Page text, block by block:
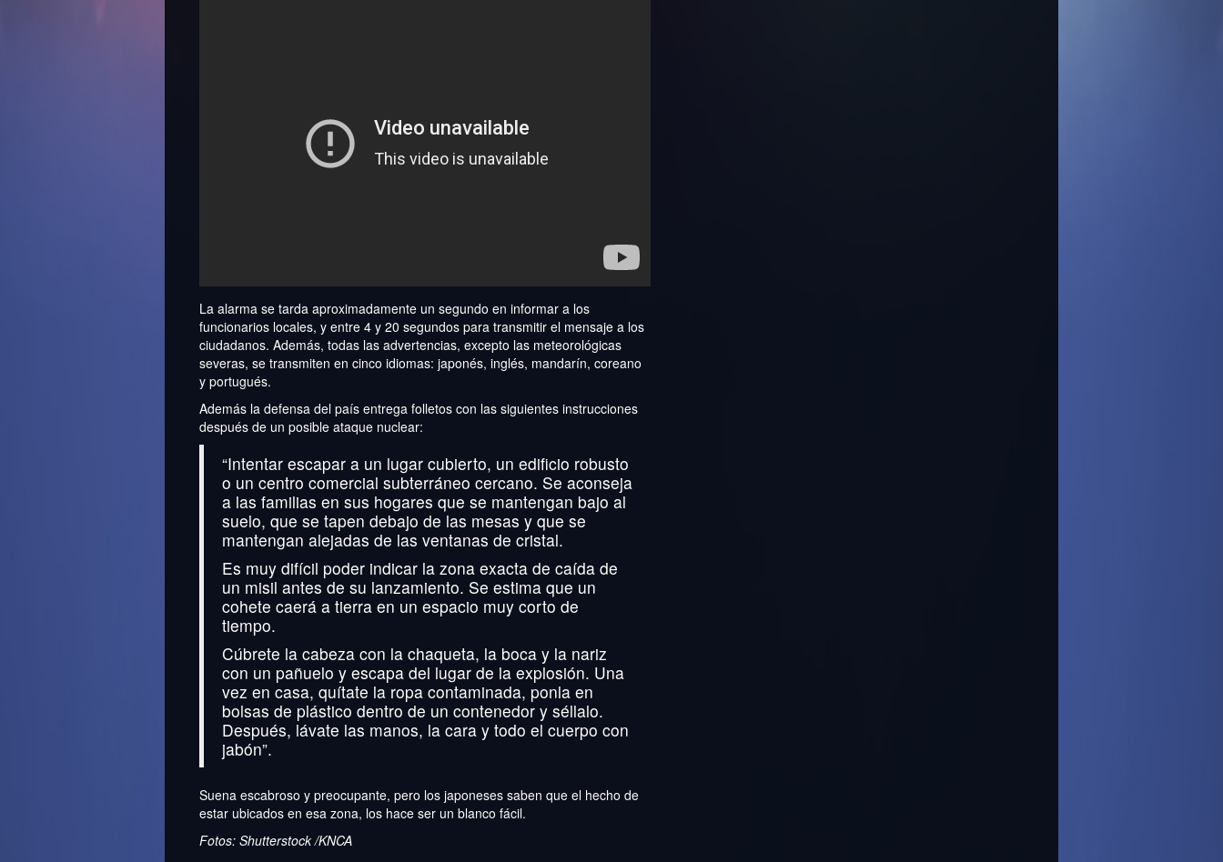
La alarma se tarda aproximadamente un segundo en informar a los
funcionarios locales, y entre 4 y 20 segundos para transmitir el mensaje a los
ciudadanos. Además, todas las advertencias, excepto las meteorológicas
severas, se transmiten en cinco idiomas: japonés, inglés, mandarín, coreano
y portugués.
Además la defensa del país entrega folletos con las siguientes instrucciones
después de un posible ataque nuclear:
“Intentar escapar a un lugar cubierto, un edificio robusto
o un centro comercial subterráneo cercano. Se aconseja
a las familias en sus hogares que se mantengan bajo al
suelo, que se tapen debajo de las mesas y que se
mantengan alejadas de las ventanas de cristal.
Es muy difícil poder indicar la zona exacta de caída de
un misil antes de su lanzamiento. Se estima que un
cohete caerá a tierra en un espacio muy corto de
tiempo.
Cúbrete la cabeza con la chaqueta, la boca y la nariz
con un pañuelo y escapa del lugar de la explosión. Una
vez en casa, quítate la ropa contaminada, ponla en
bolsas de plástico dentro de un contenedor y séllalo.
Después, lávate las manos, la cara y todo el cuerpo con
jabón”.
Suena escabroso y preocupante, pero los japoneses saben que el hecho de
estar ubicados en esa zona, los hace ser un blanco fácil.
Fotos: Shutterstock /KNCA